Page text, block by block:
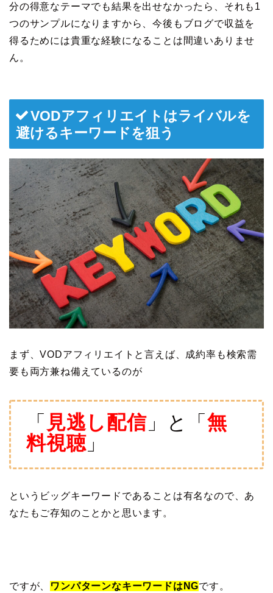
分の得意なテーマでも結果を出せなかったら、それも1
つのサンプルになりますから、今後もブログで収益を
得るためには貴重な経験になることは間違いありませ
ん。
VODアフィリエイトはライバルを
避けるキーワードを狙う
まず、VODアフィリエイトと言えば、成約率も検索需
要も両方兼ね備えているのが
「 見逃し配信」と「無
料視聴」
というビッグキーワードであることは有名なので、あ
なたもご存知のことかと思います。
ですが、 ワンパターンなキーワードはNGです。